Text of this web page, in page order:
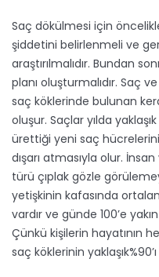
Saç dökülmesi için
şiddetini belirlenmeli ve
araştırılmalıdır. Bundan
planı oluşturmalıdır. Saç
saç köklerinde bulunan
oluşur. Saçlar yılda
ürettiği yeni saç
dışarı atmasıyla olur.
türü çıplak gözle
yetişkinin kafasında
vardır ve günde 100’e
Çünkü kişilerin hayatının
saç köklerinin